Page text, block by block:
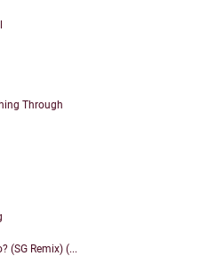
Through
(SG Remix) (...